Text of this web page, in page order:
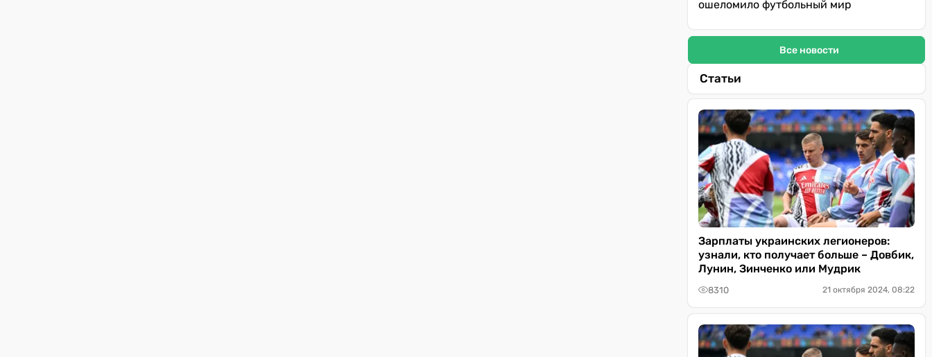
ошеломило футбольный мир
Все новости
Статьи
Зарплаты украинских легионеров:
узнали, кто получает больше – Довбик,
Лунин, Зинченко или Мудрик
8310 21 октября 2024, 08:22